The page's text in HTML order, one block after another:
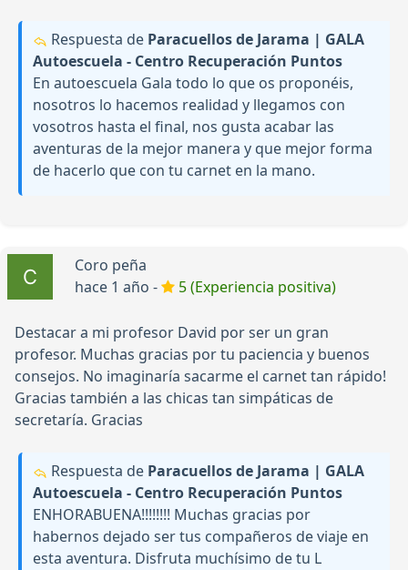
Respuesta de Paracuellos de Jarama | GALA
Autoescuela - Centro Recuperación Puntos
En autoescuela Gala todo lo que os proponéis,
nosotros lo hacemos realidad y llegamos con
vosotros hasta el final, nos gusta acabar las
aventuras de la mejor manera y que mejor forma
de hacerlo que con tu carnet en la mano.
Coro peña
hace 1 año -
5 (Experiencia positiva)
Destacar a mi profesor David por ser un gran
profesor. Muchas gracias por tu paciencia y buenos
consejos. No imaginaría sacarme el carnet tan rápido!
Gracias también a las chicas tan simpáticas de
secretaría. Gracias
Respuesta de Paracuellos de Jarama | GALA
Autoescuela - Centro Recuperación Puntos
ENHORABUENA!!!!!!!! Muchas gracias por
habernos dejado ser tus compañeros de viaje en
esta aventura. Disfruta muchísimo de tu L